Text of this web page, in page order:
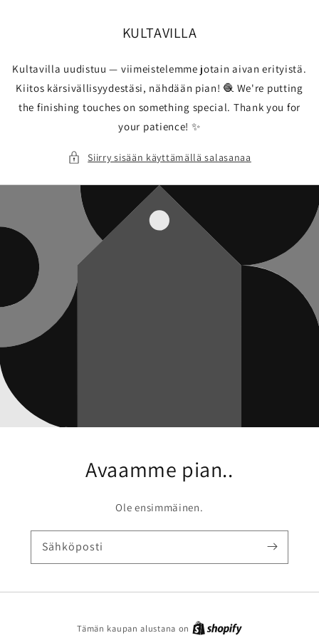
KULTAVILLA
Kultavilla uudistuu — viimeistelemme jotain aivan erityistä.
Kiitos kärsivällisyydestäsi, nähdään pian! 🧶 We're putting
the finishing touches on something special. Thank you for
your patience! ✨
Siirry sisään käyttämällä salasanaa
Avaamme pian..
Ole ensimmäinen.
Sähköposti
Tämän kaupan alustana on Shopify